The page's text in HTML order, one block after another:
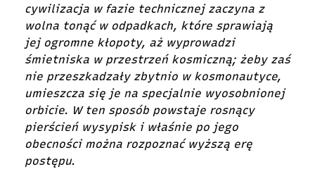
cywilizacja w fazie technicznej zaczyna z
wolna tonąć w odpadkach, które sprawiają
jej ogromne kłopoty, aż wyprowadzi
śmietniska w przestrzeń kosmiczną; żeby zaś
nie przeszkadzały zbytnio w kosmonautyce,
umieszcza się je na specjalnie wyosobnionej
orbicie. W ten sposób powstaje rosnący
pierścień wysypisk i właśnie po jego
obecności można rozpoznać wyższą erę
postępu.